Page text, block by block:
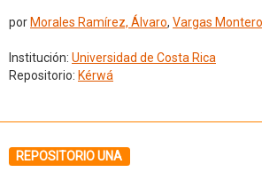
por Morales Ramírez, Álvaro, Vargas
Institución: Universidad de Costa Rica
Repositorio: Kérwá
REPOSITORIO UNA